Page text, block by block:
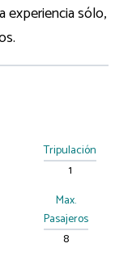
experiencia sólo,
Tripulación
1
Max.
Pasajeros
8